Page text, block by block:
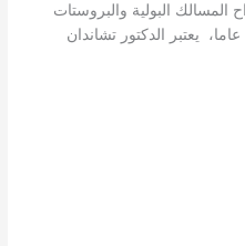
البولية والبروستات
في بنغالور. مع خبرة أكثر من ١٠ عاما، يعتبر الدكتور تشاندان